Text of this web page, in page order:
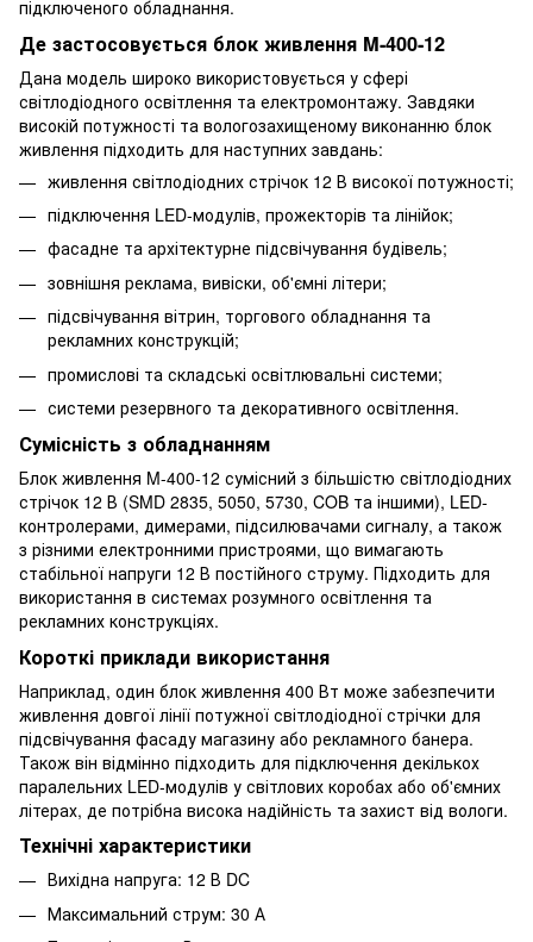
підключеного обладнання.
Де застосовується блок живлення M-400-12
Дана модель широко використовується у сфері
світлодіодного освітлення та електромонтажу. Завдяки
високій потужності та вологозахищеному виконанню блок
живлення підходить для наступних завдань:
живлення світлодіодних стрічок 12 В високої потужності;
підключення LED-модулів, прожекторів та лінійок;
фасадне та архітектурне підсвічування будівель;
зовнішня реклама, вивіски, об'ємні літери;
підсвічування вітрин, торгового обладнання та
рекламних конструкцій;
промислові та складські освітлювальні системи;
системи резервного та декоративного освітлення.
Сумісність з обладнанням
Блок живлення M-400-12 сумісний з більшістю світлодіодних
стрічок 12 В (SMD 2835, 5050, 5730, COB та іншими), LED-
контролерами, димерами, підсилювачами сигналу, а також
з різними електронними пристроями, що вимагають
стабільної напруги 12 В постійного струму. Підходить для
використання в системах розумного освітлення та
рекламних конструкціях.
Короткі приклади використання
Наприклад, один блок живлення 400 Вт може забезпечити
живлення довгої лінії потужної світлодіодної стрічки для
підсвічування фасаду магазину або рекламного банера.
Також він відмінно підходить для підключення декількох
паралельних LED-модулів у світлових коробах або об'ємних
літерах, де потрібна висока надійність та захист від вологи.
Технічні характеристики
Вихідна напруга: 12 В DC
Максимальний струм: 30 А